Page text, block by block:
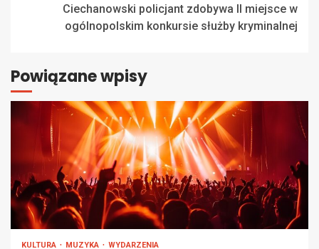
Ciechanowski policjant zdobywa II miejsce w
ogólnopolskim konkursie służby kryminalnej
Powiązane wpisy
KULTURA MUZYKA WYDARZENIA